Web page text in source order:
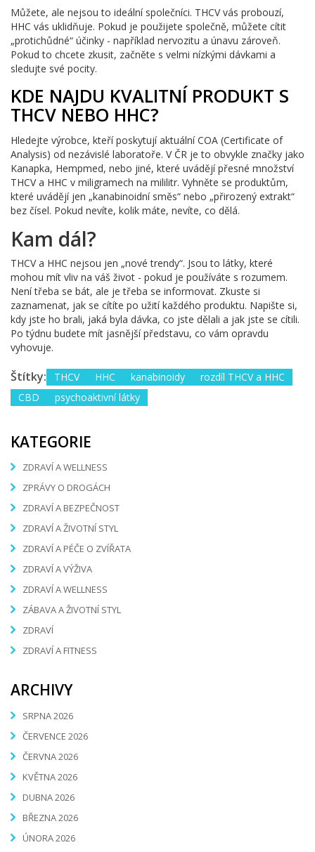
Můžete, ale nejsou to ideální společníci. THCV vás probouzí,
HHC vás uklidňuje. Pokud je použijete společně, můžete cítit
„protichůdné“ účinky - například nervozitu a únavu zároveň.
Pokud to chcete zkusit, začněte s velmi nízkými dávkami a
sledujte své pocity.
KDE NAJDU KVALITNÍ PRODUKT S
THCV NEBO HHC?
Hledejte výrobce, kteří poskytují aktuální COA (Certificate of
Analysis) od nezávislé laboratoře. V ČR je to obvykle značky jako
Kanapka, Hempmed, nebo jiné, které uvádějí přesné množství
THCV a HHC v miligramech na mililitr. Vyhněte se produktům,
které uvádějí jen „kanabinoidní směs“ nebo „přirozený extrakt“
bez čísel. Pokud nevíte, kolik máte, nevíte, co dělá.
Kam dál?
THCV a HHC nejsou jen „nové trendy“. Jsou to látky, které
mohou mít vliv na váš život - pokud je používáte s rozumem.
Není třeba se bát, ale je třeba se informovat. Zkuste si
zaznamenat, jak se cítíte po užití každého produktu. Napište si,
kdy jste ho brali, jaká byla dávka, co jste dělali a jak jste se cítili.
Po týdnu budete mít jasnější představu, co vám opravdu
vyhovuje.
Štítky: THCV HHC kanabinoidy
rozdíl THCV a HHC
CBD
psychoaktivní látky
KATEGORIE
ZDRAVÍ A WELLNESS
ZPRÁVY O DROGÁCH
ZDRAVÍ A BEZPEČNOST
ZDRAVÍ A ŽIVOTNÍ STYL
ZDRAVÍ A PÉČE O ZVÍŘATA
ZDRAVÍ A VÝŽIVA
ZDRAVÍ A WELLNESS
ZÁBAVA A ŽIVOTNÍ STYL
ZDRAVÍ
ZDRAVÍ A FITNESS
ARCHIVY
SRPNA 2026
ČERVENCE 2026
ČERVNA 2026
KVĚTNA 2026
DUBNA 2026
BŘEZNA 2026
ÚNORA 2026